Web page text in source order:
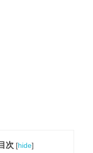
次 [hide]